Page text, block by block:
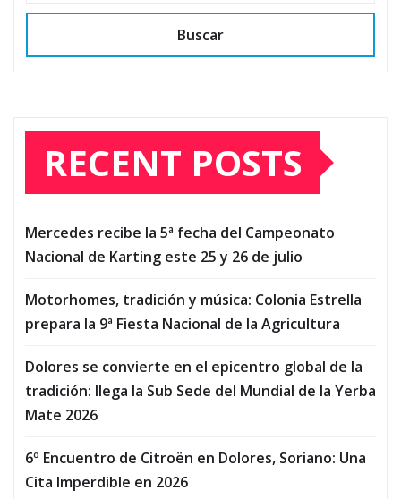
Buscar
RECENT POSTS
Mercedes recibe la 5ª fecha del Campeonato
Nacional de Karting este 25 y 26 de julio
Motorhomes, tradición y música: Colonia Estrella
prepara la 9ª Fiesta Nacional de la Agricultura
Dolores se convierte en el epicentro global de la
tradición: llega la Sub Sede del Mundial de la Yerba
Mate 2026
6º Encuentro de Citroën en Dolores, Soriano: Una
Cita Imperdible en 2026